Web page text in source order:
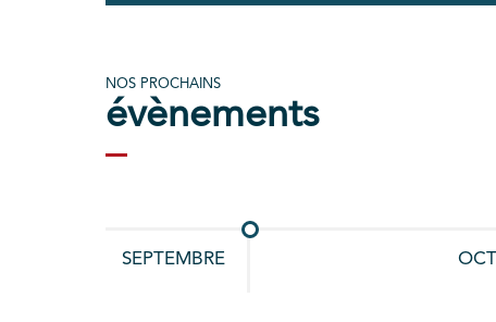
NOS PROCHAINS
évènements